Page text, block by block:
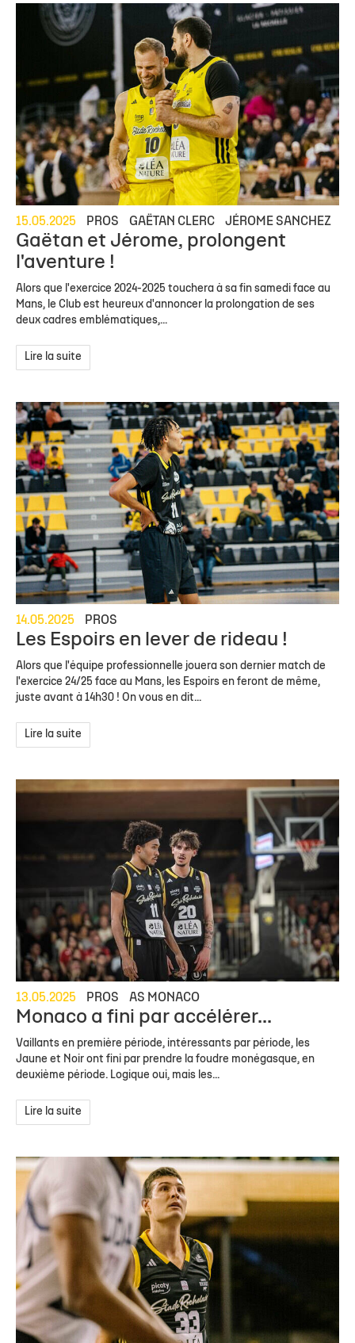
15.05.2025 PROS GAËTAN CLERC JÉROME SANCHEZ
Gaëtan et Jérome, prolongent
l'aventure !
Alors que l'exercice 2024-2025 touchera à sa fin samedi face au
Mans, le Club est heureux d'annoncer la prolongation de ses
deux cadres emblématiques,...
Lire la suite
14.05.2025 PROS
Les Espoirs en lever de rideau !
Alors que l'équipe professionnelle jouera son dernier match de
l'exercice 24/25 face au Mans, les Espoirs en feront de même,
juste avant à 14h30 ! On vous en dit...
Lire la suite
13.05.2025 PROS AS MONACO
Monaco a fini par accélérer...
Vaillants en première période, intéressants par période, les
Jaune et Noir ont fini par prendre la foudre monégasque, en
deuxième période. Logique oui, mais les...
Lire la suite